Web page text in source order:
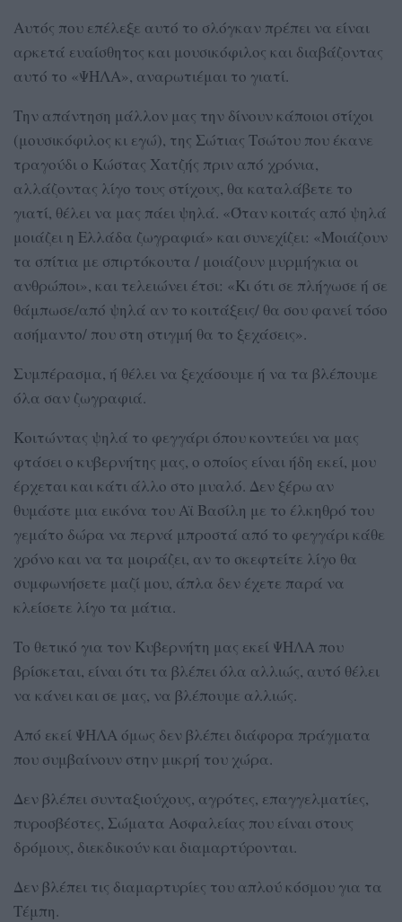
Αυτός που επέλεξε αυτό το σλόγκαν πρέπει να είναι
αρκετά ευαίσθητος και μουσικόφιλος και διαβάζοντας
αυτό το «ΨΗΛΑ», αναρωτιέμαι το γιατί.
Την απάντηση μάλλον μας την δίνουν κάποιοι στίχοι
(μουσικόφιλος κι εγώ), της Σώτιας Τσώτου που έκανε
τραγούδι ο Κώστας Χατζής πριν από χρόνια,
αλλάζοντας λίγο τους στίχους, θα καταλάβετε το
γιατί, θέλει να μας πάει ψηλά. «Όταν κοιτάς από ψηλά
μοιάζει η Ελλάδα ζωγραφιά» και συνεχίζει: «Μοιάζουν
τα σπίτια με σπιρτόκουτα / μοιάζουν μυρμήγκια οι
ανθρώποι», και τελειώνει έτσι: «Κι ότι σε πλήγωσε ή σε
θάμπωσε/από ψηλά αν το κοιτάξεις/ θα σου φανεί τόσο
ασήμαντο/ που στη στιγμή θα το ξεχάσεις».
Συμπέρασμα, ή θέλει να ξεχάσουμε ή να τα βλέπουμε
όλα σαν ζωγραφιά.
Κοιτώντας ψηλά το φεγγάρι όπου κοντεύει να μας
φτάσει ο κυβερνήτης μας, ο οποίος είναι ήδη εκεί, μου
έρχεται και κάτι άλλο στο μυαλό. Δεν ξέρω αν
θυμάστε μια εικόνα του Αϊ Βασίλη με το έλκηθρό του
γεμάτο δώρα να περνά μπροστά από το φεγγάρι κάθε
χρόνο και να τα μοιράζει, αν το σκεφτείτε λίγο θα
συμφωνήσετε μαζί μου, άπλα δεν έχετε παρά να
κλείσετε λίγο τα μάτια.
Το θετικό για τον Κυβερνήτη μας εκεί ΨΗΛΑ που
βρίσκεται, είναι ότι τα βλέπει όλα αλλιώς, αυτό θέλει
να κάνει και σε μας, να βλέπουμε αλλιώς.
Από εκεί ΨΗΛΑ όμως δεν βλέπει διάφορα πράγματα
που συμβαίνουν στην μικρή του χώρα.
Δεν βλέπει συνταξιούχους, αγρότες, επαγγελματίες,
πυροσβέστες, Σώματα Ασφαλείας που είναι στους
δρόμους, διεκδικούν και διαμαρτύρονται.
Δεν βλέπει τις διαμαρτυρίες του απλού κόσμου για τα
Τέμπη.